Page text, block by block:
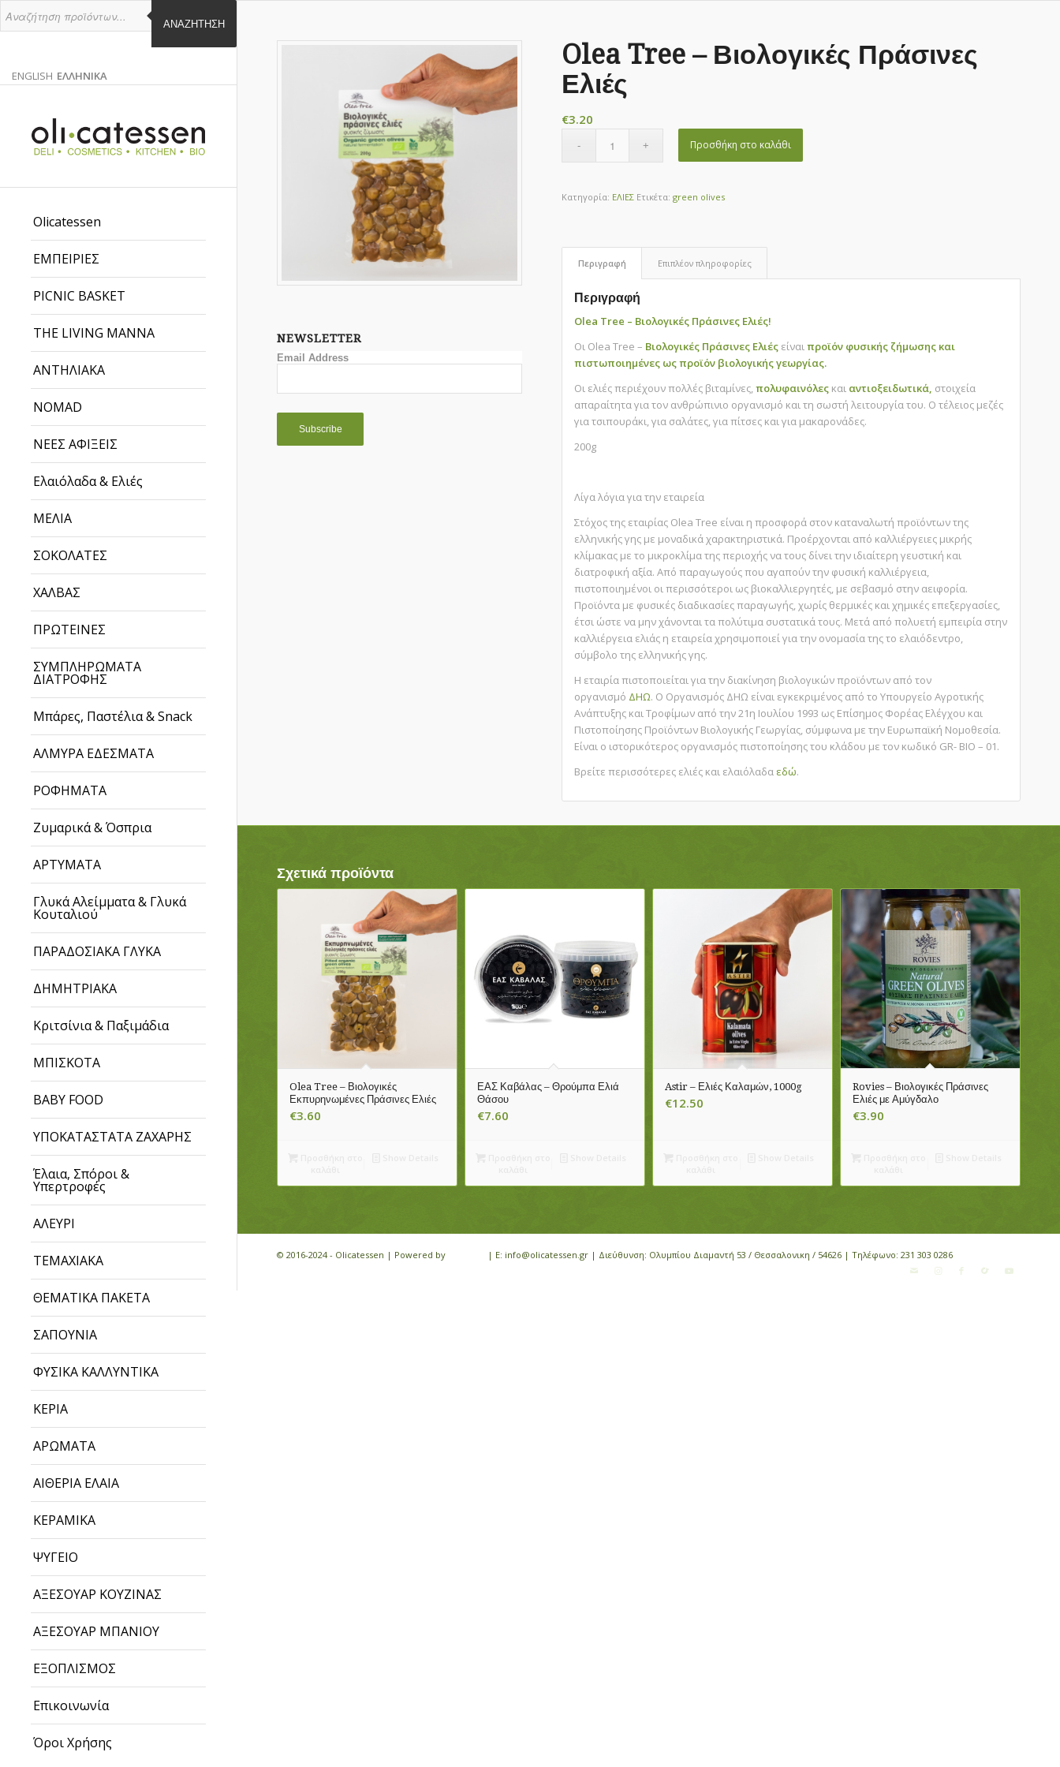
ΑΝΑΖΉΤΗΣΗ
ENGLISH ΕΛΛΗΝΙΚΑ
EL
Olicatessen
ΕΜΠΕΙΡΙΕΣ
PICNIC BASKET
THE LIVING MANNA
ΑΝΤΗΛΙΑΚΑ
NOMAD
ΝΕΕΣ ΑΦΙΞΕΙΣ
Ελαιόλαδα & Ελιές
ΜΕΛΙΑ
ΣΟΚΟΛΑΤΕΣ
ΧΑΛΒΑΣ
ΠΡΩΤΕΙΝΕΣ
ΣΥΜΠΛΗΡΩΜΑΤΑ
ΔΙΑΤΡΟΦΗΣ
Μπάρες, Παστέλια & Snack
ΑΛΜΥΡΑ ΕΔΕΣΜΑΤΑ
ΡΟΦΗΜΑΤΑ
Ζυμαρικά & Όσπρια
ΑΡΤΥΜΑΤΑ
Γλυκά Αλείμματα & Γλυκά
Κουταλιού
ΠΑΡΑΔΟΣΙΑΚΑ ΓΛΥΚΑ
ΔΗΜΗΤΡΙΑΚΑ
Κριτσίνια & Παξιμάδια
ΜΠΙΣΚΟΤΑ
BABY FOOD
ΥΠΟΚΑΤΑΣΤΑΤΑ ΖΑΧΑΡΗΣ
Έλαια, Σπόροι &
Υπερτροφές
ΑΛΕΥΡΙ
ΤΕΜΑΧΙΑΚΑ
ΘΕΜΑΤΙΚΑ ΠΑΚΕΤΑ
ΣΑΠΟΥΝΙΑ
ΦΥΣΙΚΑ ΚΑΛΛΥΝΤΙΚΑ
ΚΕΡΙΑ
ΑΡΩΜΑΤΑ
ΑΙΘΕΡΙΑ ΕΛΑΙΑ
ΚΕΡΑΜΙΚΑ
ΨΥΓΕΙΟ
ΑΞΕΣΟΥΑΡ ΚΟΥΖΙΝΑΣ
ΑΞΕΣΟΥΑΡ ΜΠΑΝΙΟΥ
ΕΞΟΠΛΙΣΜΟΣ
Επικοινωνία
Όροι Χρήσης
NEWSLETTER
Email Address
Olea Tree – Βιολογικές Πράσινες
Ελιές
€3.20
Προσθήκη στο καλάθι
Κατηγορία: ΕΛΙΕΣ Ετικέτα:green olives
Περιγραφή Επιπλέον πληροφορίες
Περιγραφή
Olea Tree – Βιολογικές Πράσινες Ελιές!
Οι Olea Tree – Βιολογικές Πράσινες Ελιές είναιπροϊόν φυσικής ζήμωσης και
πιστωποιημένες ως προϊόν βιολογικής γεωργίας.
Οι ελιές περιέχουν πολλές βιταμίνες,πολυφαινόλες και αντιοξειδωτικά, στοιχεία
απαραίτητα για τον ανθρώπινιο οργανισμό και τη σωστή λειτουργία του. Ο τέλειος μεζές
για τσιπουράκι, για σαλάτες, για πίτσες και για μακαρονάδες.
200g
Λίγα λόγια για την εταιρεία
Στόχος της εταιρίας Olea Tree είναι η προσφορά στον καταναλωτή προϊόντων της
ελληνικής γης με μοναδικά χαρακτηριστικά. Προέρχονται από καλλιέργειες μικρής
κλίμακας με το μικροκλίμα της περιοχής να τους δίνει την ιδιαίτερη γευστική και
διατροφική αξία. Από παραγωγούς που αγαπούν την φυσική καλλιέργεια,
πιστοποιημένοι οι περισσότεροι ως βιοκαλλιεργητές, με σεβασμό στην αειφορία.
Προϊόντα με φυσικές διαδικασίες παραγωγής, χωρίς θερμικές και χημικές επεξεργασίες,
έτσι ώστε να μην χάνονται τα πολύτιμα συστατικά τους. Μετά από πολυετή εμπειρία στην
καλλιέργεια ελιάς η εταιρεία χρησιμοποιεί για την ονομασία της το ελαιόδεντρο,
σύμβολο της ελληνικής γης.
Η εταιρία πιστοποιείται για την διακίνηση βιολογικών προϊόντων από τον
οργανισμό ΔΗΩ. Ο Οργανισμός ΔΗΩ είναι εγκεκριμένος από το Υπουργείο Αγροτικής
Ανάπτυξης και Τροφίμων από την 21η Ιουλίου 1993 ως Επίσημος Φορέας Ελέγχου και
Πιστοποίησης Προϊόντων Βιολογικής Γεωργίας, σύμφωνα με την Ευρωπαϊκή Νομοθεσία.
Είναι ο ιστορικότερος οργανισμός πιστοποίησης του κλάδου με τον κωδικό GR- BIO – 01.
Βρείτε περισσότερες ελιές και ελαιόλαδα εδώ.
Σχετικά προϊόντα
Olea Tree – Βιολογικές
Εκπυρηνωμένες Πράσινες Ελιές
€3.60
ΕΑΣ Καβάλας – Θρούμπα Ελιά
Θάσου
€7.60
Astir – Ελιές Καλαμών, 1000g
€12.50
Rovies – Βιολογικές Πράσινες
Ελιές με Αμύγδαλο
€3.90
© 2016-2024 - Olicatessen | Powered by | E: info@olicatessen.gr | Διεύθυνση: Ολυμπίου Διαμαντή 53 / Θεσσαλονικη / 54626 | Τηλέφωνο: 231 303 0286